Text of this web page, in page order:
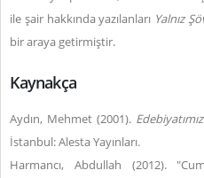
ile şair hakkında yazılanları Yalnız
bir araya getirmiştir.
Kaynakça
Aydın, Mehmet (2001).
İstanbul: Alesta Yayınları.
Harmancı, Abdullah (2012).